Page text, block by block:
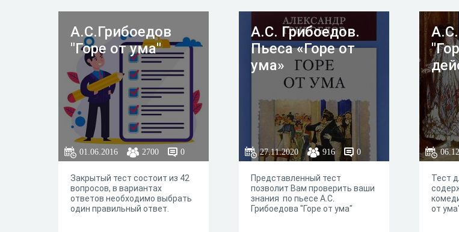
А.С.Грибоедов
"Горе от ума"
01.06.2016 2700 0
Закрытый тест состоит из 42
вопросов, в вариантах
ответов необходимо выбрать
один правильный ответ.
А.С. Грибоедов.
Пьеса «Горе от
ума»
27.11.2020 916 0
Представленный тест
позволит Вам проверить ваши
знания по пьесе А.С.
Грибоедова "Горе от ума"
Тест
от